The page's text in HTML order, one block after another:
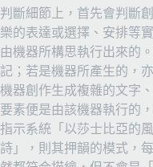
判斷細節上，首先會判斷
樂的表達或選擇、安排等
由機器所構思執行出來的
記；若是機器所產生的，
機器創作生成複雜的文字
要素便是由該機器執行的
指示系統「以莎士比亞的
詩」，則其押韻的模式，